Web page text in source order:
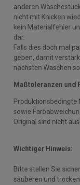
anderen
nicht mit Knicken
kein Materialfehler
dar.
Falls dies doch mal
geben, damit
nächsten Waschen
Maßtoleranzen und
Produktionsbedingte
sowie
Original sind nicht
Wichtiger Hinweis:
Bitte stellen Sie
sauberen und